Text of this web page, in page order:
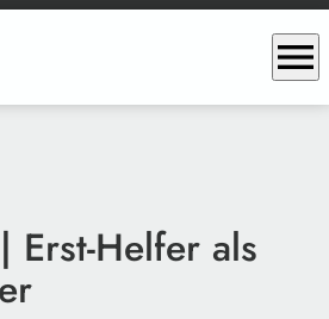
menu
Erst-Helfer als